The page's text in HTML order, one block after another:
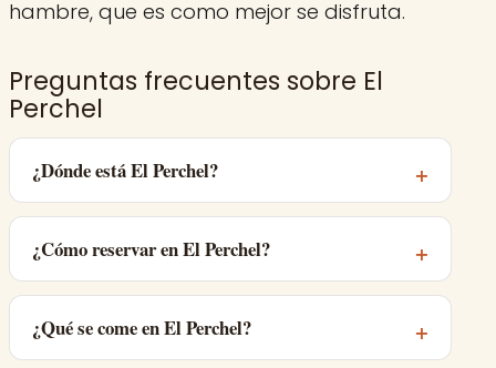
hambre, que es como mejor se disfruta.
Preguntas frecuentes sobre El
Perchel
¿Dónde está El Perchel?
¿Cómo reservar en El Perchel?
¿Qué se come en El Perchel?